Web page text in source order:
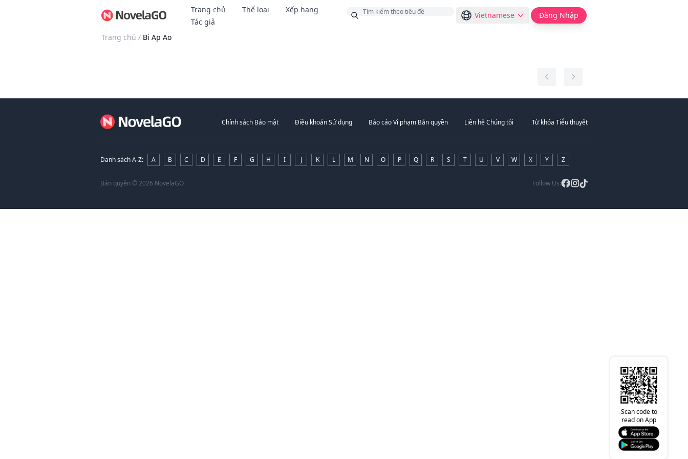
Trang chủ Thể loại
Xếp hạng
Tác giả
Thưởng Vietnamese Đăng Nhập
Trang chủ / Bi Ap Ao
Chính sách Bảo mật Điều khoản Sử dụng Báo cáo Vi phạm Bản quyền Liên hệ Chúng tôi Từ khóa Tiểu thuyết
Danh sách A-Z: A B C D E F G H I J K L M N O P Q R S T U V W X Y Z
Bản quyền© 2026 NovelaGO Follow Us:
Scan code to
read on App